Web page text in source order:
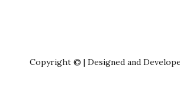
Copyright © | Designed and